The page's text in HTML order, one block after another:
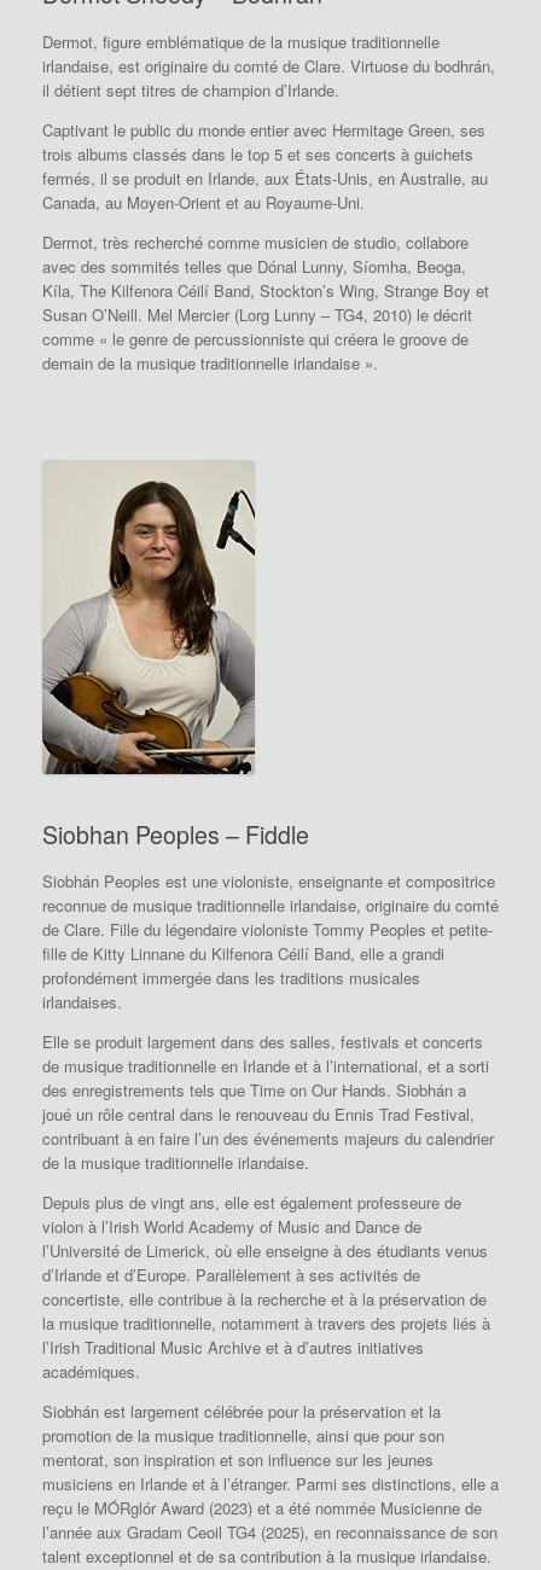
Dermot, figure emblématique de la musique traditionnelle
irlandaise, est originaire du comté de Clare. Virtuose du bodhrán,
il détient sept titres de champion d’Irlande.
Captivant le public du monde entier avec Hermitage Green, ses
trois albums classés dans le top 5 et ses concerts à guichets
fermés, il se produit en Irlande, aux États-Unis, en Australie, au
Canada, au Moyen-Orient et au Royaume-Uni.
Dermot, très recherché comme musicien de studio, collabore
avec des sommités telles que Dónal Lunny, Síomha, Beoga,
Kíla, The Kilfenora Céilí Band, Stockton’s Wing, Strange Boy et
Susan O’Neill. Mel Mercier (Lorg Lunny – TG4, 2010) le décrit
comme « le genre de percussionniste qui créera le groove de
demain de la musique traditionnelle irlandaise ».
Siobhan Peoples – Fiddle
Siobhán Peoples est une violoniste, enseignante et compositrice
reconnue de musique traditionnelle irlandaise, originaire du comté
de Clare. Fille du légendaire violoniste Tommy Peoples et petite-
fille de Kitty Linnane du Kilfenora Céilí Band, elle a grandi
profondément immergée dans les traditions musicales
irlandaises.
Elle se produit largement dans des salles, festivals et concerts
de musique traditionnelle en Irlande et à l’international, et a sorti
des enregistrements tels que Time on Our Hands. Siobhán a
joué un rôle central dans le renouveau du Ennis Trad Festival,
contribuant à en faire l’un des événements majeurs du calendrier
de la musique traditionnelle irlandaise.
Depuis plus de vingt ans, elle est également professeure de
violon à l’Irish World Academy of Music and Dance de
l’Université de Limerick, où elle enseigne à des étudiants venus
d’Irlande et d’Europe. Parallèlement à ses activités de
concertiste, elle contribue à la recherche et à la préservation de
la musique traditionnelle, notamment à travers des projets liés à
l’Irish Traditional Music Archive et à d’autres initiatives
académiques.
Siobhán est largement célébrée pour la préservation et la
promotion de la musique traditionnelle, ainsi que pour son
mentorat, son inspiration et son influence sur les jeunes
musiciens en Irlande et à l’étranger. Parmi ses distinctions, elle a
reçu le MÓRglór Award (2023) et a été nommée Musicienne de
l’année aux Gradam Ceoil TG4 (2025), en reconnaissance de son
talent exceptionnel et de sa contribution à la musique irlandaise.